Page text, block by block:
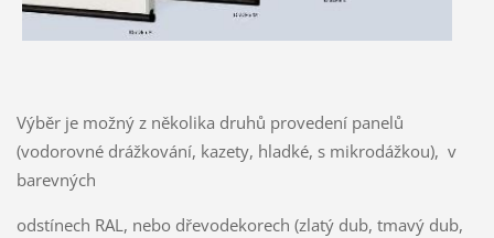
Výběr je možný z několika druhů provedení panelů
(vodorovné drážkování, kazety, hladké, s mikrodážkou), v
barevných
odstínech RAL, nebo dřevodekorech (zlatý dub, tmavý dub,